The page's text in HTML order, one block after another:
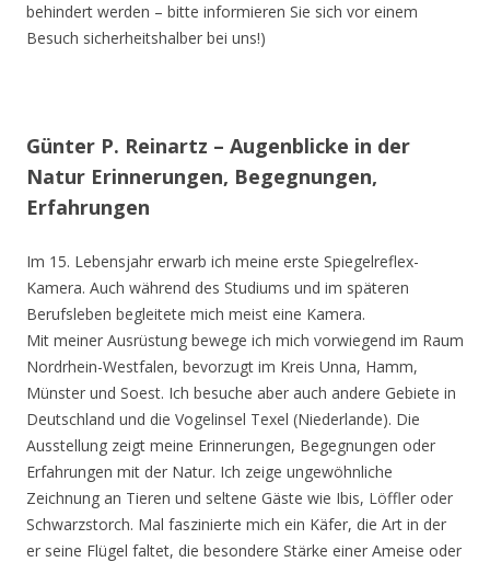
behindert werden – bitte informieren Sie sich vor einem
Besuch sicherheitshalber bei uns!)
Günter P. Reinartz – Augenblicke in der
Natur Erinnerungen, Begegnungen,
Erfahrungen
Im 15. Lebensjahr erwarb ich meine erste Spiegelreflex-
Kamera. Auch während des Studiums und im späteren
Berufsleben begleitete mich meist eine Kamera.
Mit meiner Ausrüstung bewege ich mich vorwiegend im Raum
Nordrhein-Westfalen, bevorzugt im Kreis Unna, Hamm,
Münster und Soest. Ich besuche aber auch andere Gebiete in
Deutschland und die Vogelinsel Texel (Niederlande). Die
Ausstellung zeigt meine Erinnerungen, Begegnungen oder
Erfahrungen mit der Natur. Ich zeige ungewöhnliche
Zeichnung an Tieren und seltene Gäste wie Ibis, Löffler oder
Schwarzstorch. Mal faszinierte mich ein Käfer, die Art in der
er seine Flügel faltet, die besondere Stärke einer Ameise oder